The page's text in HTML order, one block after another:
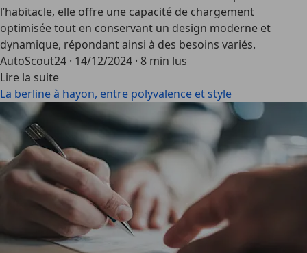
l’habitacle, elle offre une capacité de chargement
optimisée tout en conservant un design moderne et
dynamique, répondant ainsi à des besoins variés.
AutoScout24 · 14/12/2024 · 8 min lus
Lire la suite
La berline à hayon, entre polyvalence et style